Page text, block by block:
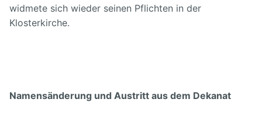
widmete sich wieder seinen Pflichten in der
Klosterkirche.
Namensänderung und Austritt aus dem Dekanat